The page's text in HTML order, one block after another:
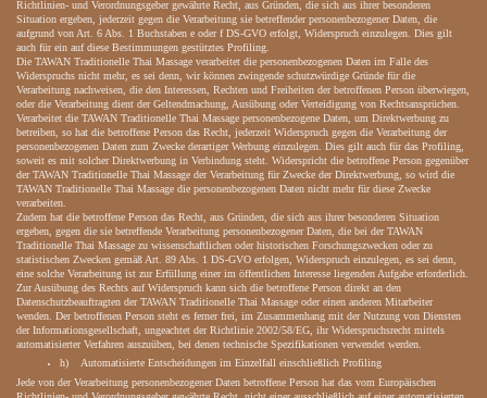
Richtlinien- und Verordnungsgeber gewährte Recht, aus Gründen, die sich aus ihrer besonderen
Situation ergeben, jederzeit gegen die Verarbeitung sie betreffender personenbezogener Daten, die
aufgrund von Art. 6 Abs. 1 Buchstaben e oder f DS-GVO erfolgt, Widerspruch einzulegen. Dies gilt
auch für ein auf diese Bestimmungen gestütztes Profiling.
Die TAWAN Traditionelle Thai Massage verarbeitet die personenbezogenen Daten im Falle des
Widerspruchs nicht mehr, es sei denn, wir können zwingende schutzwürdige Gründe für die
Verarbeitung nachweisen, die den Interessen, Rechten und Freiheiten der betroffenen Person überwiegen,
oder die Verarbeitung dient der Geltendmachung, Ausübung oder Verteidigung von Rechtsansprüchen.
Verarbeitet die TAWAN Traditionelle Thai Massage personenbezogene Daten, um Direktwerbung zu
betreiben, so hat die betroffene Person das Recht, jederzeit Widerspruch gegen die Verarbeitung der
personenbezogenen Daten zum Zwecke derartiger Werbung einzulegen. Dies gilt auch für das Profiling,
soweit es mit solcher Direktwerbung in Verbindung steht. Widerspricht die betroffene Person gegenüber
der TAWAN Traditionelle Thai Massage der Verarbeitung für Zwecke der Direktwerbung, so wird die
TAWAN Traditionelle Thai Massage die personenbezogenen Daten nicht mehr für diese Zwecke
verarbeiten.
Zudem hat die betroffene Person das Recht, aus Gründen, die sich aus ihrer besonderen Situation
ergeben, gegen die sie betreffende Verarbeitung personenbezogener Daten, die bei der TAWAN
Traditionelle Thai Massage zu wissenschaftlichen oder historischen Forschungszwecken oder zu
statistischen Zwecken gemäß Art. 89 Abs. 1 DS-GVO erfolgen, Widerspruch einzulegen, es sei denn,
eine solche Verarbeitung ist zur Erfüllung einer im öffentlichen Interesse liegenden Aufgabe erforderlich.
Zur Ausübung des Rechts auf Widerspruch kann sich die betroffene Person direkt an den
Datenschutzbeauftragten der TAWAN Traditionelle Thai Massage oder einen anderen Mitarbeiter
wenden. Der betroffenen Person steht es ferner frei, im Zusammenhang mit der Nutzung von Diensten
der Informationsgesellschaft, ungeachtet der Richtlinie 2002/58/EG, ihr Widerspruchsrecht mittels
automatisierter Verfahren auszuüben, bei denen technische Spezifikationen verwendet werden.
h) Automatisierte Entscheidungen im Einzelfall einschließlich Profiling
Jede von der Verarbeitung personenbezogener Daten betroffene Person hat das vom Europäischen